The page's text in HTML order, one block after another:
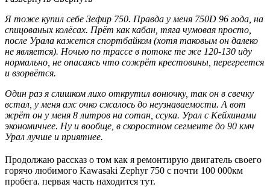
Я тоже купил себе Зефир 750. Правда у меня 750D 96 года, на
спицованых колёсах. Прёт как кабан, тяга чумовая просто,
после Урала кажется спортбайком (хотя таковым он далеко
не является). Ночью по трассе в потоке те же 120-130 иду
нормально, не опасаясь что сожрёт крестовины, перегреется
и взорвётся.
Один раз я слишком лихо открутил вонючку, так он в свечку
встал, у меня аж очко сжалось до неузнаваемости. А вот
жрёт он у меня 8 литров на сотан, ссука. Урал с Кейхинами
экономичнее. Ну и вообще, в скоростном сегменте до 90 кмч
Урал лучше и приятнее.
Продолжаю рассказ о том как я ремонтирую двигатель своего
горячо любимого Kawasaki Zephyr 750 с почти 100 000км
пробега. первая часть находится тут.